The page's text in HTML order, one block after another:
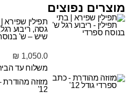
מוצרים נפוצים
תפילין שפירא
גסה, ריבוע
שיש – ש'
1,050.0
₪
משלוח עד הבית
מזוזה מהודרת
12'